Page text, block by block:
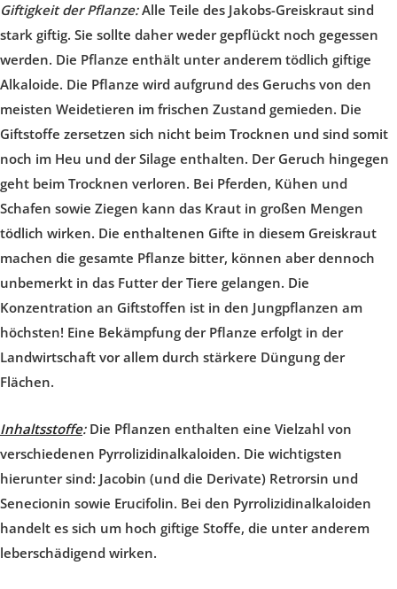
Giftigkeit der Pflanze:Alle Teile des Jakobs-Greiskraut sind
stark giftig. Sie sollte daher weder gepflückt noch gegessen
werden. Die Pflanze enthält unter anderem tödlich giftige
Alkaloide. Die Pflanze wird aufgrund des Geruchs von den
meisten Weidetieren im frischen Zustand gemieden. Die
Giftstoffe zersetzen sich nicht beim Trocknen und sind somit
noch im Heu und der Silage enthalten. Der Geruch hingegen
geht beim Trocknen verloren. Bei Pferden, Kühen und
Schafen sowie Ziegen kann das Kraut in großen Mengen
tödlich wirken. Die enthaltenen Gifte in diesem Greiskraut
machen die gesamte Pflanze bitter, können aber dennoch
unbemerkt in das Futter der Tiere gelangen. Die
Konzentration an Giftstoffen ist in den Jungpflanzen am
höchsten! Eine Bekämpfung der Pflanze erfolgt in der
Landwirtschaft vor allem durch stärkere Düngung der
Flächen.
Inhaltsstoffe:Die Pflanzen enthalten eine Vielzahl von
verschiedenen Pyrrolizidinalkaloiden. Die wichtigsten
hierunter sind: Jacobin (und die Derivate) Retrorsin und
Senecionin sowie Erucifolin. Bei den Pyrrolizidinalkaloiden
handelt es sich um hoch giftige Stoffe, die unter anderem
leberschädigend wirken.